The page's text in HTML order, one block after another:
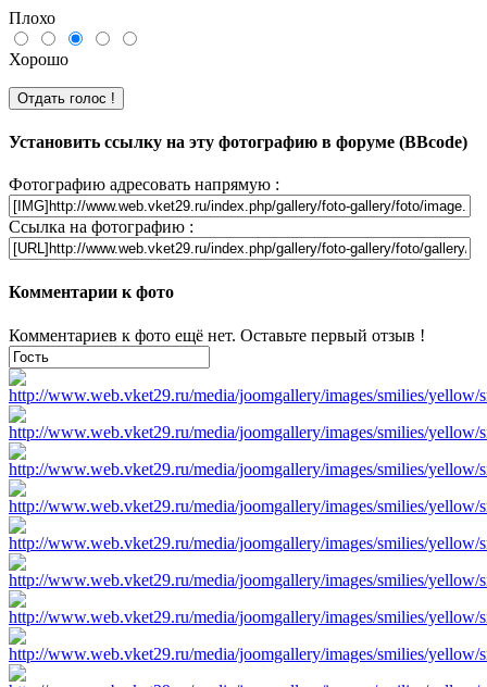
Плохо
Хорошо
Установить ссылку на эту фотографию в форуме (BBcode)
Фотографию адресовать напрямую :
Ссылка на фотографию :
Комментарии к фото
Комментариев к фото ещё нет. Оставьте первый отзыв !